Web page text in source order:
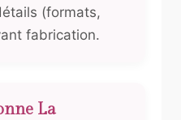
(formats,
fabrication.
La